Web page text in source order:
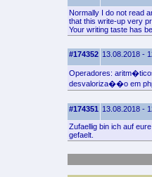
Normally I do not read
that this write-up very
Your writing taste has
#174352 13.08.2018 -
Operadores:
desvaloriza��o em
#174351 13.08.2018 -
Zufaellig bin ich auf
gefaelt.